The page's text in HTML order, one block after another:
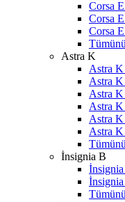
Corsa
Corsa
Corsa
Astra K
Astra
Astra
Astra K
Astra
Astra K
Astra K
İnsignia B